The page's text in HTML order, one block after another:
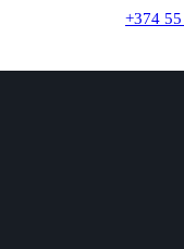
+374